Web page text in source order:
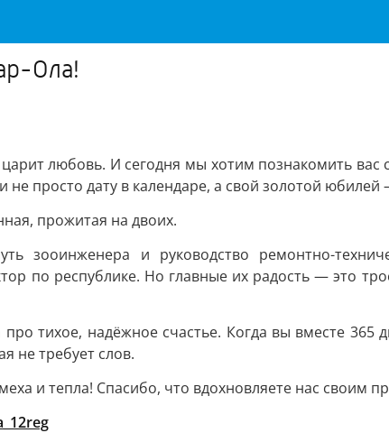
Ола!
царит любовь. И сегодня мы хотим познакомить
просто дату в календаре, а свой золотой
прожитая на двоих.
зооинженера и руководство ремонтно-
по республике. Но главные их радость — это
тихое, надёжное счастье. Когда вы вместе
не требует слов.
и тепла! Спасибо, что вдохновляете нас